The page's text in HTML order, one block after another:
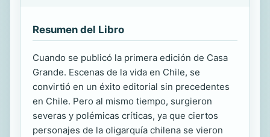
Resumen del Libro
Cuando se publicó la primera edición de Casa
Grande. Escenas de la vida en Chile, se
convirtió en un éxito editorial sin precedentes
en Chile. Pero al mismo tiempo, surgieron
severas y polémicas críticas, ya que ciertos
personajes de la oligarquía chilena se vieron